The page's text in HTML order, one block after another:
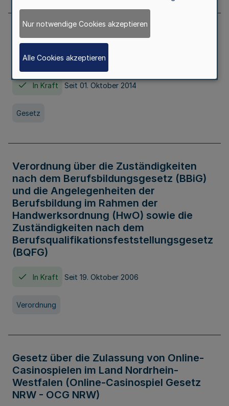
Gesetz über die Hochschulen des Landes
Nordrhein-Westfalen (Hochschulgesetz -
HG)
In Kraft Seit 01. Oktober 2014
Gesetz
Verordnung über die Zuständigkeiten
nach dem Berufsbildungsgesetz (BBiG)
und die Angelegenheiten der
Berufsbildung im Rahmen der
Handwerksordnung (HwO) sowie die
Zuständigkeiten nach dem
Berufsqualifikationsfeststellungsgesetz
(BQFG)
In Kraft Seit 19. Oktober 2006
Verordnung
Gesetz über die Zulassung von Online-
Casinospielen im Land Nordrhein-
Westfalen (Online-Casinospiel Gesetz
NRW - OCG NRW)
Nur notwendige Cookies akzeptieren
Alle Cookies akzeptieren